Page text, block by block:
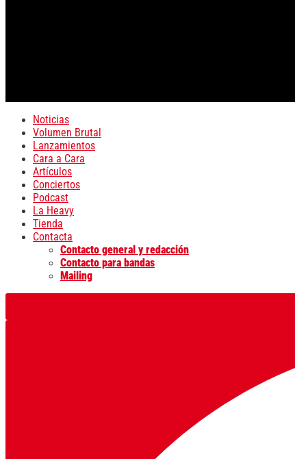
Noticias
Volumen Brutal
Lanzamientos
Cara a Cara
Artículos
Conciertos
Podcast
La Heavy
Tienda
Contacta
Contacto general y redacción
Contacto para bandas
Mailing